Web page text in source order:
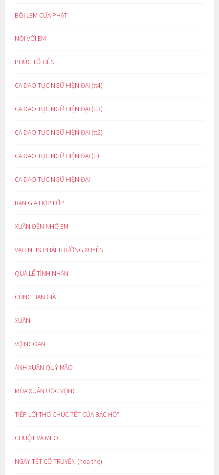
BÔI LEM CỬA PHẬT
NÓI VỚI EM
PHÚC TỔ TIÊN
CA DAO TỤC NGỮ HIỆN ĐẠI (tt4)
CA DAO TỤC NGỮ HIỆN ĐẠI (tt3)
CA DAO TỤC NGỮ HIỆN ĐẠI (tt2)
CA DAO TỤC NGỮ HIỆN ĐẠI (tt)
CA DAO TỤC NGỮ HIỆN ĐẠI
BẠN GIÀ HỌP LỚP
XUÂN ĐẾN NHỚ EM
VALENTIN PHẢI THƯỜNG XUYÊN
QUÀ LỄ TÌNH NHÂN
CÙNG BẠN GIÀ
XUÂN
VỢ NGOAN
ÁNH XUÂN QUÝ MÃO
MÙA XUÂN ƯỚC VỌNG
TIẾP LỜI THƠ CHÚC TẾT CỦA BÁC HỒ*
CHUỘT VÀ MÈO
NGÀY TẾT CỔ TRUYỀN (hoạ thơ)